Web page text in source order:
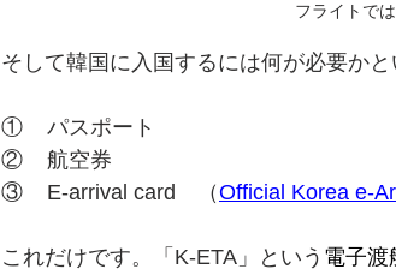
フライトで
そして韓国に入国するには何が必要かと
①    パスポート
②    航空券
③    E-arrival card　（Official Korea e-
これだけです。「K-ETA」という 電子渡